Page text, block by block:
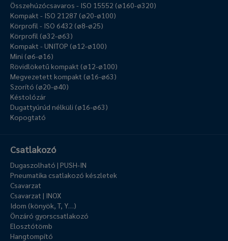
Összehúzócsavaros - ISO 15552 (ø160-ø320)
Kompakt - ISO 21287 (ø20-ø100)
Körprofil - ISO 6432 (ø8-ø25)
Körprofil (ø32-ø63)
Kompakt - UNITOP (ø12-ø100)
Mini (ø6-ø16)
Rövidlöketű kompakt (ø12-ø100)
Megvezetett kompakt (ø16-ø63)
Szorító (ø20-ø40)
Késtolózár
Dugattyúrúd nélküli (ø16-ø63)
Kopogtató
Csatlakozó
Dugaszolható | PUSH-IN
Pneumatika csatlakozó készletek
Csavarzat
Csavarzat | INOX
Idom (könyök, T, Y…)
Önzáró gyorscsatlakozó
Elosztótömb
Hangtompító